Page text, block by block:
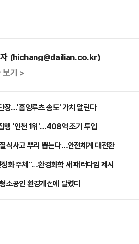
자 (hichang@dailian.co.kr)
보기 >
장…'홈잉루츠 송도' 가치 알린다
행 '인천 1위'…408억 조기 투입
식사고 뿌리 뽑는다…안전체계 대전환
화 주체"…환경화학 새 패러다임 제시
소공인 환경개선에 달렸다